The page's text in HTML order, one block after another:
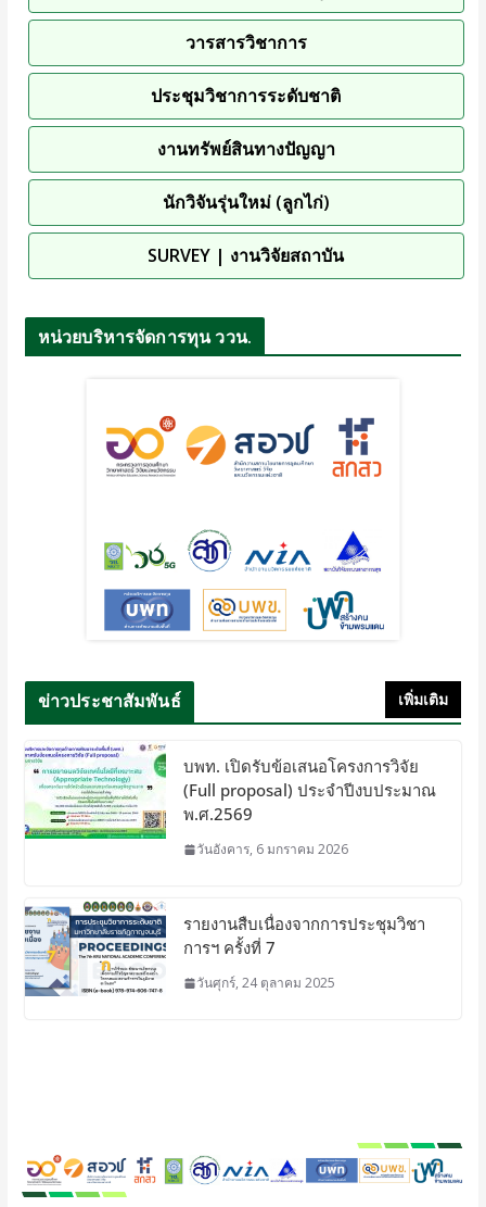
วารสารวิชาการ
ประชุมวิชาการระดับชาติ
งานทรัพย์สินทางปัญญา
นักวิจันรุ่นใหม่ (ลูกไก่)
SURVEY | งานวิจัยสถาบัน
หน่วยบริหารจัดการทุน ววน.
ข่าวประชาสัมพันธ์ เพิ่มเติม
บพท. เปิดรับข้อเสนอโครงการวิจัย
(Full proposal) ประจำปีงบประมาณ
พ.ศ.2569
วันอังคาร, 6 มกราคม 2026
รายงานสืบเนื่องจากการประชุมวิชา
การฯ ครั้งที่ 7
วันศุกร์, 24 ตุลาคม 2025